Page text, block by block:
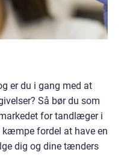
er du i gang med at
Så bør du som
for tandlæger i
kæmpe fordel at have en
dig og dine tænders